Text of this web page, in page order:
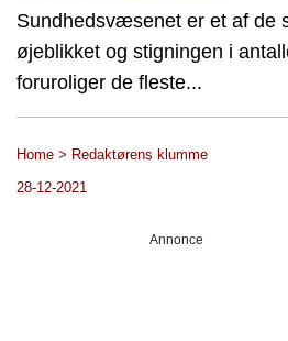
Sundhedsvæsenet er et af de
øjeblikket og stigningen i
foruroliger de fleste...
Home > Redaktørens klumme
28-12-2021
Annonce